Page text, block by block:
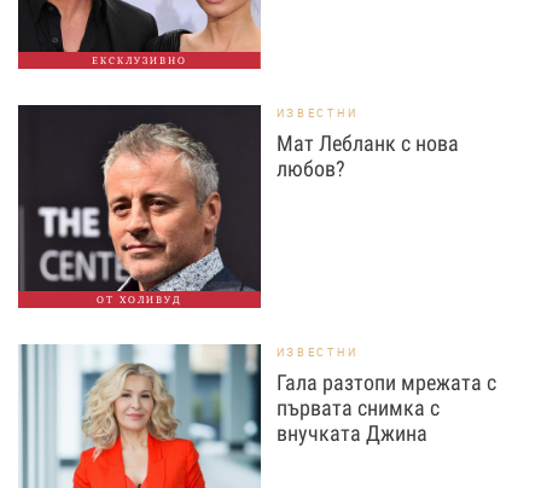
ЕКСКЛУЗИВНО
ОТ ХОЛИВУД
ИЗВЕСТНИ
Мат Лебланк с нова
любов?
ИЗВЕСТНИ
Гала разтопи мрежата с
първата снимка с
внучката Джина